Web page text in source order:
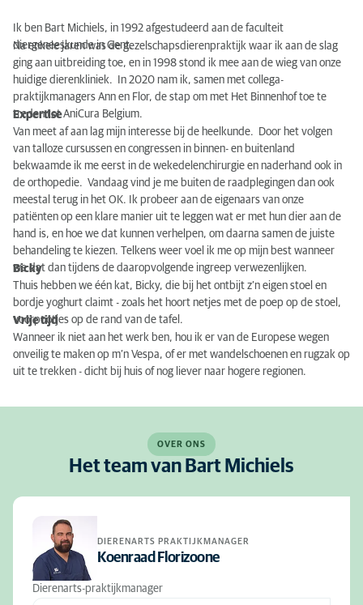
Ik ben Bart Michiels, in 1992 afgestudeerd aan de faculteit
diergeneeskunde in Gent.
Na enkele jaren was de gezelschapsdierenpraktijk waar ik aan de slag
ging aan uitbreiding toe, en in 1998 stond ik mee aan de wieg van onze
huidige dierenkliniek. In 2020 nam ik, samen met collega-
praktijkmanagers Ann en Flor, de stap om met Het Binnenhof toe te
treden tot AniCura Belgium.
Expertise
Van meet af aan lag mijn interesse bij de heelkunde. Door het volgen
van talloze cursussen en congressen in binnen- en buitenland
bekwaamde ik me eerst in de wekedelenchirurgie en naderhand ook in
de orthopedie. Vandaag vind je me buiten de raadplegingen dan ook
meestal terug in het OK. Ik probeer aan de eigenaars van onze
patiënten op een klare manier uit te leggen wat er met hun dier aan de
hand is, en hoe we dat kunnen verhelpen, om daarna samen de juiste
behandeling te kiezen. Telkens weer voel ik me op mijn best wanneer
we dat dan tijdens de daaropvolgende ingreep verwezenlijken.
Bicky
Thuis hebben we één kat, Bicky, die bij het ontbijt z’n eigen stoel en
bordje yoghurt claimt - zoals het hoort netjes met de poep op de stoel,
voorpootjes op de rand van de tafel.
Vrije tijd
Wanneer ik niet aan het werk ben, hou ik er van de Europese wegen
onveilig te maken op m’n Vespa, of er met wandelschoenen en rugzak op
uit te trekken - dicht bij huis of nog liever naar hogere regionen.
OVER ONS
Het team van Bart Michiels
DIERENARTS PRAKTIJKMANAGER
Koenraad Florizoone
Dierenarts-praktijkmanager